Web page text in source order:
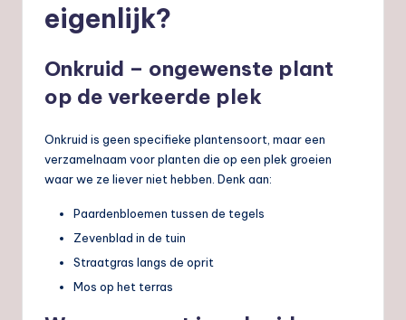
eigenlijk?
Onkruid – ongewenste plant
op de verkeerde plek
Onkruid is geen specifieke plantensoort, maar een
verzamelnaam voor planten die op een plek groeien
waar we ze liever niet hebben. Denk aan:
Paardenbloemen tussen de tegels
Zevenblad in de tuin
Straatgras langs de oprit
Mos op het terras